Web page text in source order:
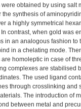
obtained by using salt
the synthesis of
a highly symmetrical
contrast, when gold was
in an analogous fashion
in a chelating mode.
homoleptic in case of
complexes are stabilised
The used ligand
through crosslinking and
The introduction of
between metal and